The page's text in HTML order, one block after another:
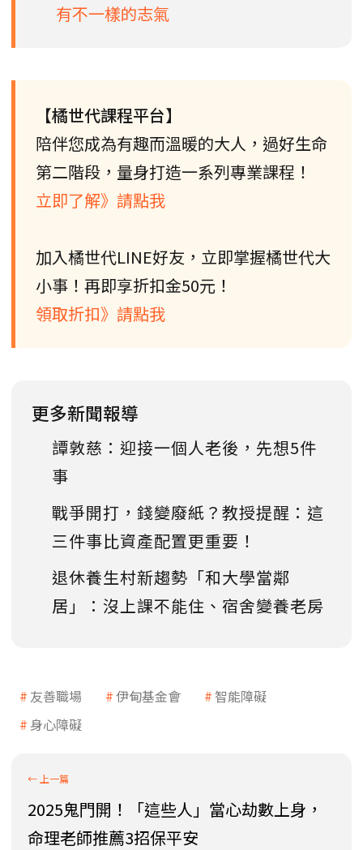
有不一樣的志氣
【橘世代課程平台】
陪伴您成為有趣而溫暖的大人，過好生命
第二階段，量身打造一系列專業課程！
立即了解》請點我
加入橘世代LINE好友，立即掌握橘世代大
小事！再即享折扣金50元！
領取折扣》請點我
更多新聞報導
譚敦慈：迎接一個人老後，先想5件
事
戰爭開打，錢變廢紙？教授提醒：這
三件事比資產配置更重要！
退休養生村新趨勢「和大學當鄰
居」：沒上課不能住、宿舍變養老房
友善職場 伊甸基金會
智能障礙
身心障礙
2025鬼門開！「這些人」當心劫數上身，
命理老師推薦3招保平安